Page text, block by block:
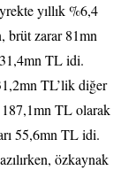
yıllık %6,4
brüt zarar 81mn
TL idi.
TL’lik diğer
187,1mn TL olarak
55,6mn TL idi.
özkaynak